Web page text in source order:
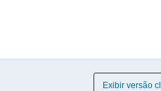
Exibir versão